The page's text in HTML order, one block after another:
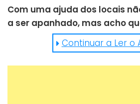
Com uma ajuda dos locais
a ser apanhado, mas acho
pontos em tribunal pela
Continuar a Ler o